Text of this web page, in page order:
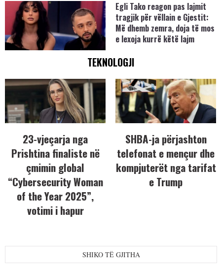
Egli Tako reagon pas lajmit
tragjik për vëllain e Gjestit:
Më dhemb zemra, doja të mos
e lexoja kurrë këtë lajm
TEKNOLOGJI
23-vjeçarja nga
Prishtina finaliste në
çmimin global
“Cybersecurity Woman
of the Year 2025”,
votimi i hapur
SHBA-ja përjashton
telefonat e mençur dhe
kompjuterët nga tarifat
e Trump
SHIKO TË GJITHA